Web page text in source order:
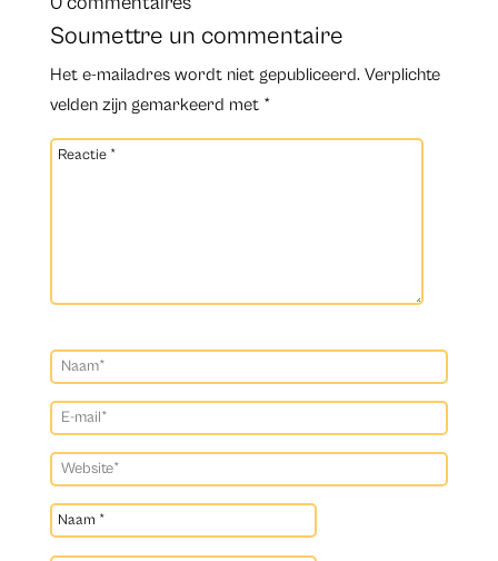
Soumettre un commentaire
Het e-mailadres wordt niet gepubliceerd. Verplichte
velden zijn gemarkeerd met *